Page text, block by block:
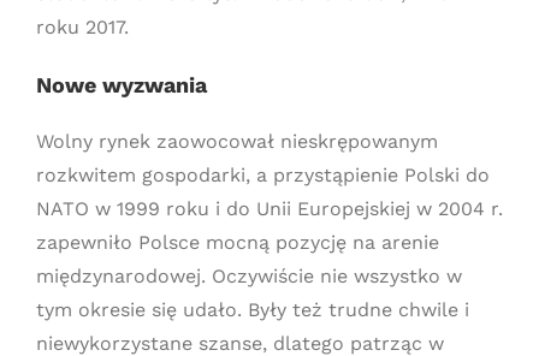
roku 2017.
Nowe wyzwania
Wolny rynek zaowocował nieskrępowanym
rozkwitem gospodarki, a przystąpienie Polski do
NATO w 1999 roku i do Unii Europejskiej w 2004 r.
zapewniło Polsce mocną pozycję na arenie
międzynarodowej. Oczywiście nie wszystko w
tym okresie się udało. Były też trudne chwile i
niewykorzystane szanse, dlatego patrząc w